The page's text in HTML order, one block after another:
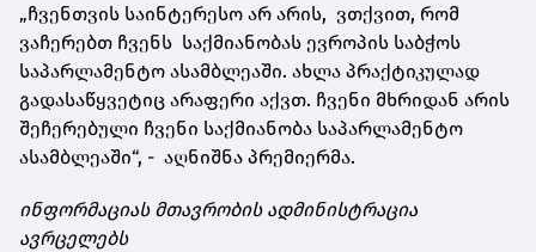
„ჩვენთვის საინტერესო არ არის, ვთქვით, რომ
ვაჩერებთ ჩვენს საქმიანობას ევროპის საბჭოს
საპარლამენტო ასამბლეაში. ახლა პრაქტიკულად
გადასაწყვეტიც არაფერი აქვთ. ჩვენი მხრიდან არის
შეჩერებული ჩვენი საქმიანობა საპარლამენტო
ასამბლეაში“, - აღნიშნა პრემიერმა.
ინფორმაციას მთავრობის ადმინისტრაცია
ავრცელებს